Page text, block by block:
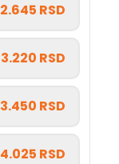
2.645 RSD
3.220 RSD
3.450 RSD
4.025 RSD